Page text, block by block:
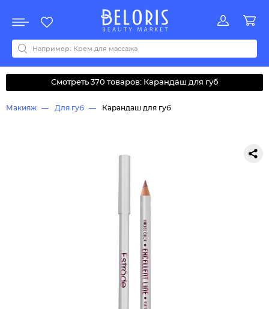
Акции
Все бренды
0-9ABCDEFGHIJKLMNOPQRSTUVWYZАБВДЗИМОКЛНПРСТУФ
Смотреть 370 товаров: Карандаш для губ
Макияж Для губ Карандаш для губ